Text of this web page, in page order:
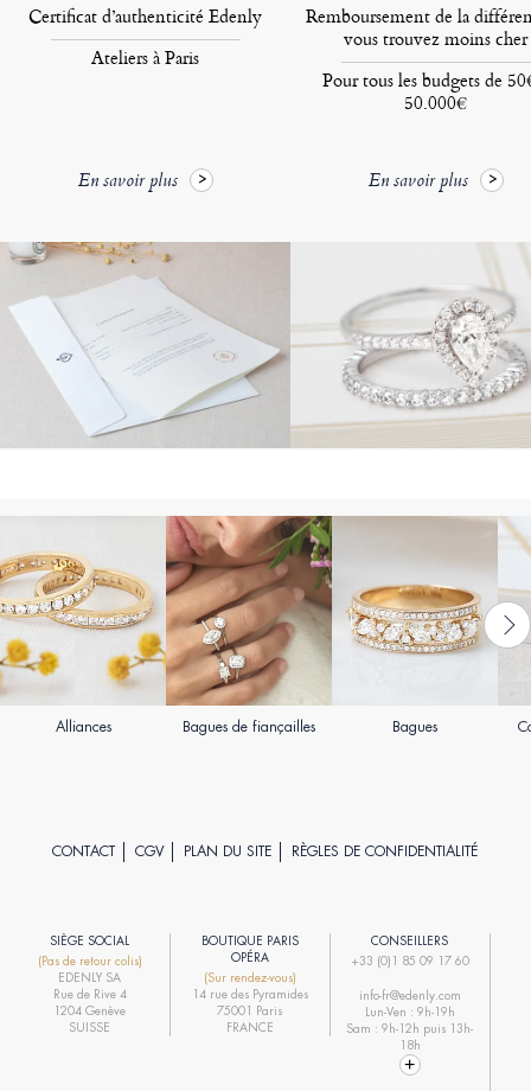
Certificat d’authenticité Edenly
Ateliers à Paris
En savoir plus
Remboursement de la
vous trouvez moins cher
Pour tous les budgets de
50.000€
En savoir plus
Alliances Bagues de fiançailles Bagues
CONTACT CGV PLAN DU SITE RÈGLES DE CONFIDENTIALITÉ
SIÈGE SOCIAL
(Pas de retour colis)
EDENLY SA
Rue de Rive 4
1204 Genève
SUISSE
BOUTIQUE PARIS
OPÉRA
(Sur rendez-vous)
14 rue des Pyramides
75001 Paris
FRANCE
CONSEILLERS
+33 (0)1 85 09 17 60
info-fr@edenly.com
Lun-Ven : 9h-19h
Sam : 9h-12h puis 13h-
18h